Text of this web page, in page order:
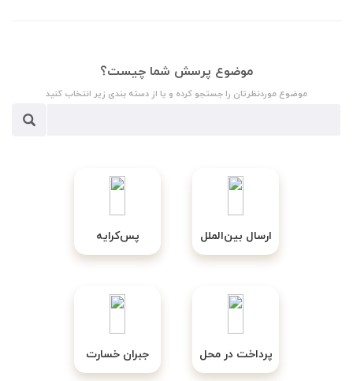
موضوع پرسش شما چیست؟
موضوع موردنظرتان را جستجو کرده و یا از دسته بندی زیر انتخاب کنید
ارسال بین‌الملل پس‌کرایه
پرداخت در محل جبران خسارت